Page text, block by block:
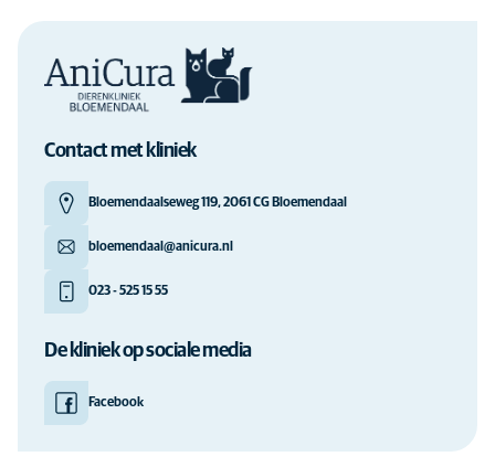
Contact met kliniek
Bloemendaalseweg 119, 2061 CG Bloemendaal
bloemendaal@anicura.nl
023 - 525 15 55
De kliniek op sociale media
Facebook